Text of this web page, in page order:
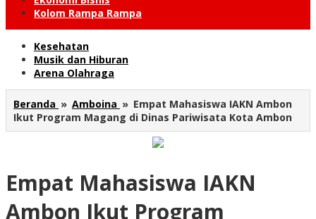
Kolom Rampa Rampa
Kesehatan
Musik dan Hiburan
Arena Olahraga
Beranda » Amboina » Empat Mahasiswa IAKN Ambon
Ikut Program Magang di Dinas Pariwisata Kota Ambon
Empat Mahasiswa IAKN
Ambon Ikut Program